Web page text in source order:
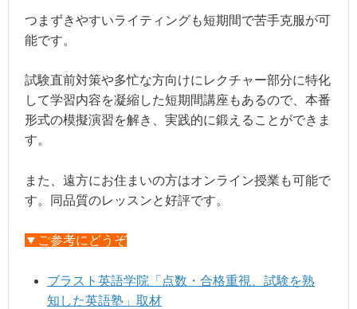
つまずきやすいライティングも短期間で苦手克服が可
能です。
試験直前対策や多忙な方向けにレクチャー部分に特化
して学習内容を凝縮した短期間講座もあるので、本番
形式の模擬演習を解き、実践的に鍛えることができま
す。
また、遠方にお住まいの方はオンライン授業も可能で
す。同品質のレッスンと好評です。
▼ご参考にどうぞ
ブラスト英語学院「点数・合格重視、試験を熟
知した英語塾」取材